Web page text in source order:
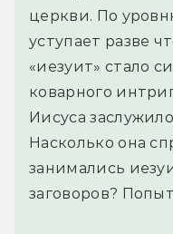
церкви. По
уступает разве
«иезуит» стало
коварного
Иисуса
Насколько она
занимались
заговоров?